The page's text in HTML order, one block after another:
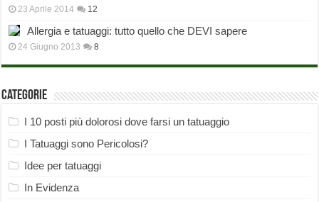
23 Aprile 2014 12
Allergia e tatuaggi: tutto quello che DEVI sapere
24 Giugno 2013 8
Categorie
I 10 posti più dolorosi dove farsi un tatuaggio
I Tatuaggi sono Pericolosi?
Idee per tatuaggi
In Evidenza